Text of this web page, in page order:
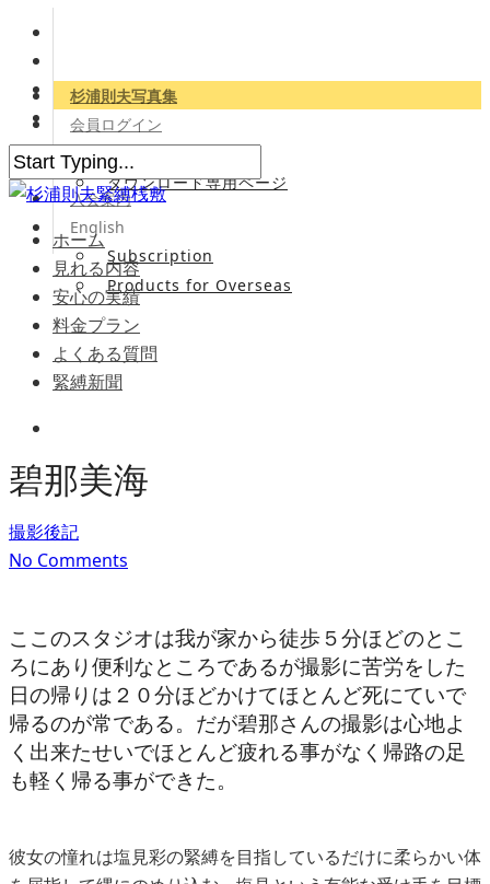
杉浦則夫写真集
会員ログイン
会員専用サイト
ダウンロード専用ページ
入会案内
English
Subscription
Products for Overseas
ホーム
見れる内容
安心の実績
料金プラン
よくある質問
緊縛新聞
碧那美海
撮影後記
No Comments
ここのスタジオは我が家から徒歩５分ほどのとこ
ろにあり便利なところであるが撮影に苦労をした
日の帰りは２０分ほどかけてほとんど死にていで
帰るのが常である。だが碧那さんの撮影は心地よ
く出来たせいでほとんど疲れる事がなく帰路の足
も軽く帰る事ができた。
彼女の憧れは塩見彩の緊縛を目指しているだけに柔らかい体